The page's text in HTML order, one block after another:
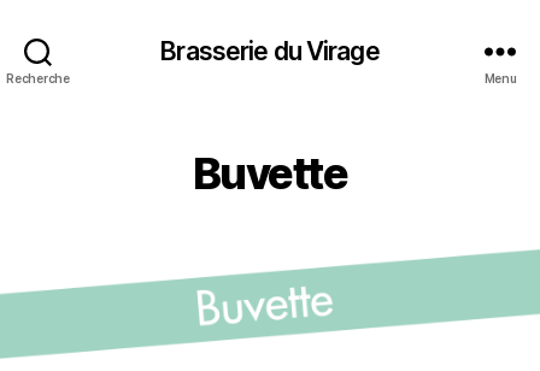
Recherche
Brasserie du Virage
Menu
Buvette